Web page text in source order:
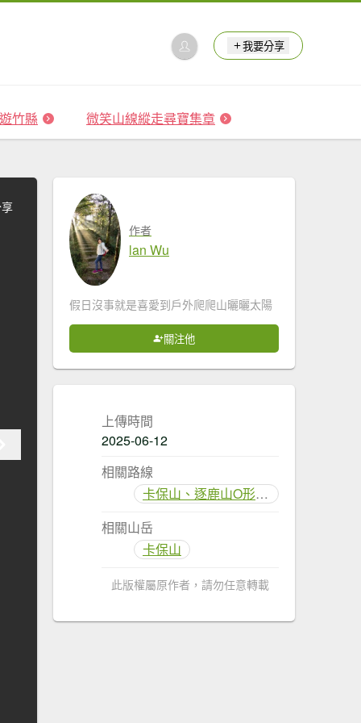
我要分享
竹縣 微笑山線縱走尋寶集章
作者
lan Wu
假日沒事就是喜愛到戶外爬爬山曬曬太陽
關注他
上傳時間
2025-06-12
相關路線
卡保山、逐鹿山O形登山步道
相關山岳
卡保山
此版權屬原作者，請勿任意轉載